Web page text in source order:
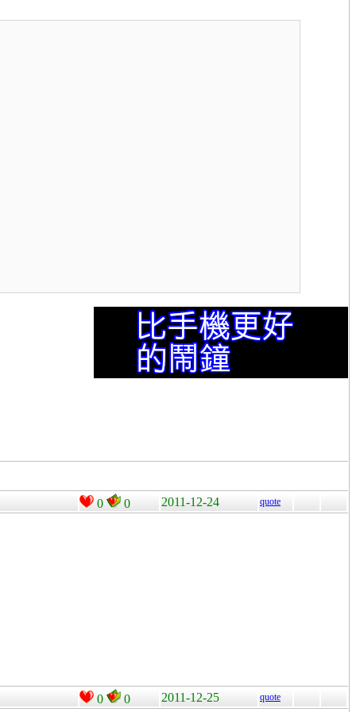
0 0 2011-12-24 quote
0 0 2011-12-25 quote